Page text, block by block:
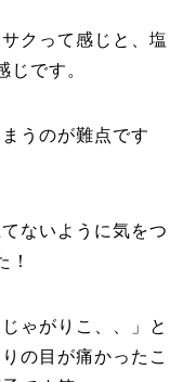
クって感じと、塩
じです。
うのが難点です
ないように気をつ
！
ゃがりこ、、」と
の目が痛かったこ